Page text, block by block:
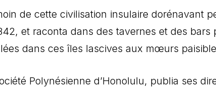
de cette civilisation insulaire dorénavant
et raconta dans des tavernes et des bars
dans ces îles lascives aux mœurs
Polynésienne d’Honolulu, publia ses